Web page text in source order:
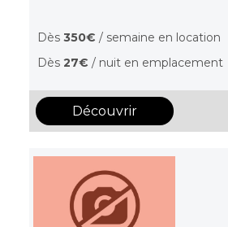
Dès 350€ / semaine en location
Dès 27€ / nuit en emplacement
Découvrir